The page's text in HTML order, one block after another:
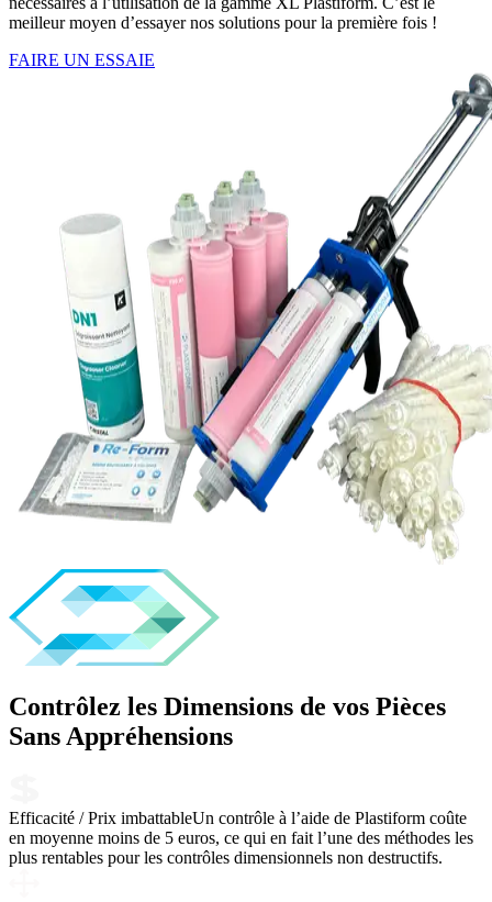
meilleur moyen d’essayer nos solutions pour la première fois !
FAIRE UN ESSAIE
Contrôlez les Dimensions de vos Pièces
Sans Appréhensions
Efficacité / Prix imbattableUn contrôle à l’aide de Plastiform coûte
en moyenne moins de 5 euros, ce qui en fait l’une des méthodes les
plus rentables pour les contrôles dimensionnels non destructifs.